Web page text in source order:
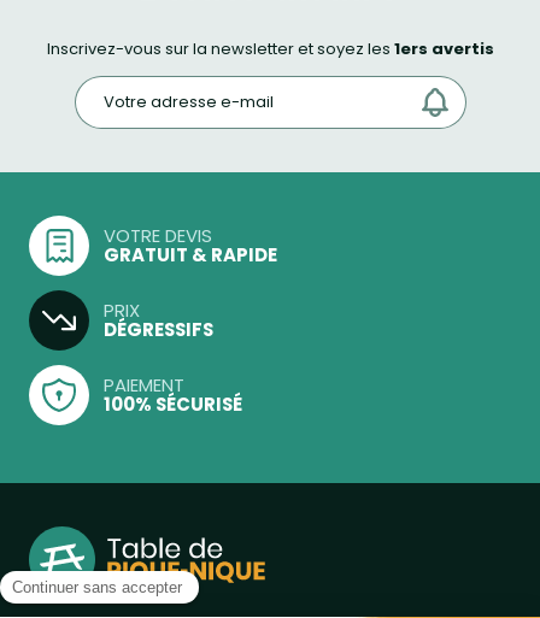
Inscrivez-vous sur la newsletter et soyez les 1ers avertis
VOTRE DEVIS
GRATUIT & RAPIDE
PRIX
DÉGRESSIFS
PAIEMENT
100% SÉCURISÉ